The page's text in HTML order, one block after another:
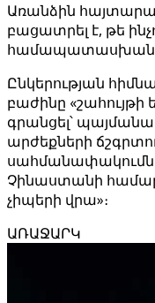
Առանձին
բացատրել է, թե
համապատասխանել
Ընկերության
բաժինը «շահույթի
գրանցել՝
արժեքների
Չինաստանի
չիպերի վրա»։
ԱՌԱՋԱՐԿ